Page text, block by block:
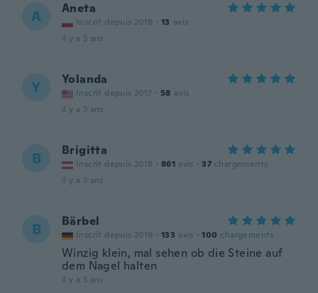
A Aneta
Inscrit depuis 2018 · 13 avis
il y a 3 ans
Y Yolanda
Inscrit depuis 2017 · 58 avis
il y a 3 ans
B Brigitta
Inscrit depuis 2018 · 861 avis · 37 chargements
il y a 3 ans
B Bärbel
Inscrit depuis 2019 · 133 avis · 100 chargements
Winzig klein, mal sehen ob die Steine auf
dem Nagel halten
il y a 3 ans